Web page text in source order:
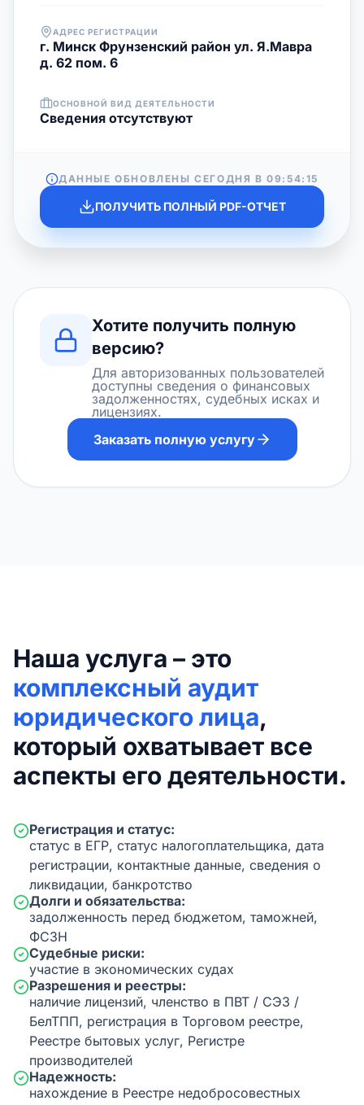
АДРЕС РЕГИСТРАЦИИ
г. Минск Фрунзенский район ул. Я.Мавра
д. 62 пом. 6
ОСНОВНОЙ ВИД ДЕЯТЕЛЬНОСТИ
Cведения отсутствуют
ДАННЫЕ ОБНОВЛЕНЫ СЕГОДНЯ В09:54:15
ПОЛУЧИТЬ ПОЛНЫЙ PDF-ОТЧЕТ
Хотите получить полную
версию?
Для авторизованных пользователей
доступны сведения о финансовых
задолженностях, судебных исках и
лицензиях.
Заказать полную услугу
Наша услуга – это
комплексный аудит
юридического лица,
который охватывает все
аспекты его деятельности.
Регистрация и статус:
статус в ЕГР, статус налогоплательщика, дата
регистрации, контактные данные, сведения о
ликвидации, банкротство
Долги и обязательства:
задолженность перед бюджетом, таможней,
ФСЗН
Судебные риски:
участие в экономических судах
Разрешения и реестры:
наличие лицензий, членство в ПВТ / СЭЗ /
БелТПП, регистрация в Торговом реестре,
Реестре бытовых услуг, Регистре
производителей
Надежность:
нахождение в Реестре недобросовестных